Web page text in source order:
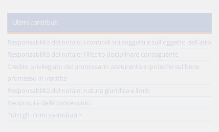
Ultimi contributi
Responsabilità del notaio: i controlli sui soggetti e sull'oggetto dell'atto
Responsabilità del notaio: l'illecito disciplinare conseguente
Credito privilegiato del promissario acquirente e ipoteche sul bene
promesso in vendita
Responsabilità del notaio: natura giuridica e limiti
Reciprocità delle concessioni
Tutti gli ultimi contributi >